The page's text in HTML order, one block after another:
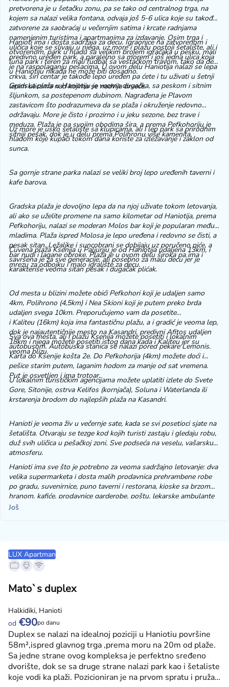
pretvorena je u šetačku zonu, pa se tako od centralnog trga, na
kojem sa nalazi velika fontana, odvaja još 5-6 ulica koje su takođe
zatvorene za saobraćaj u večernjim satima i krcate radnjama
namenjenim turistima i apartmanima za izdavanje. Osim trga i
uličica koje se slivaju u njega, uz more i plažu postoji šetalište, ali i
predivno uređen park, a paralelno sa morem i još jedna ulica koja
je na raspolaganju pešacima. U ovom delu Haniotija nalazi se lepa
crkva, širi centar je takođe lepo uređen pa ćete i tu uživati u šetnji
lepim ulicama nad kojima se nadvija drveće.
Hanioti ima i dosta sadržaja za decu. Igraonice na zatvorenom i
otvorenom, park u hladu sa velikim brojem igračaka u pesku, mali
luna park i teren za mali fudbal sa veštačkom travom, tako da deci
u Haniotiju nikada ne može biti dosadno.
Gradska plaža u Haniotiju je veoma dugačka, sa peskom i sitnim
šljunkom, sa postepenom dubinom. Nagrađena je Plavom
zastavicom što podrazumeva da se plaža i okruženje redovno
održavaju. More je čisto i prozirno i u jeku sezone, bez trave i
meduza. Plaža je na svojim obodima šira, a prema Pefkohoriju je
sitniji pesak, dok je u delu prema Polihronu više kamenita.
Uz more je usko šetalište sa klupicama, ali i lep park sa prirodnim
hladom koje kupači tokom dana koriste za izležavanje i zaklon od
sunca.
Sa gornje strane parka nalazi se veliki broj lepo uređenih taverni i
kafe barova.
Gradska plaža je dovoljno lepa da na njoj uživate tokom letovanja,
ali ako se uželite promene na samo kilometar od Haniotija, prema
Pefkohoriju, nalazi se moderan Molos bar koji je popularan među
mladima. Plaža ispred Molosa je lepo uređena i redovno se čisti, a
pesak sitan. Ležaljke i suncobrani se dobijaju uz poručeno piće, a
bar nudi i lagane obroke. Plaža je u ovom delu široka pa ima i
mrezu za odbojku i malo igralište za decu.
Čuvena plaža Ksenija u Paljuriju je od Haniotija udaljena 13km, i
savršena je za sve generacije, ali posebno za malu decu jer je
karakteriše veoma sitan pesak i dugačak plićak.
Od mesta u blizini možete obići Pefkohori koji je udaljen samo
4km, Polihrono (4,5km) i Nea Skioni koji je putem preko brda
udaljen svega 10km. Preporučujemo vam da posetite
i Kaliteu (16km) koja ima fantastičnu plažu, a i gradić je veoma lep,
dok je najautentičnije mesto na Kasandri, predivni Afitos udaljen
18km i njega možete posetiti istog dana kada i Kaliteu jer su
veoma blizu.
Sva ova mesta, ali i plažu Ksenija možete posetiti i lokalnim
autobusom. Autobuska stanica se nalazi pored pekare Lemonis.
Karta do Ksenije košta 2e. Do Pefkohorija (4km) možete doći i
pešice starim putem, laganim hodom za manje od sat vremena.
Put je osvetljen i ima trotoar.
U lokalnim turističkim agencijama možete uplatiti izlete do Svete
Gore, Sitonije, ostrva Kelifos (kornjača), Soluna i Waterlanda ili
krstarenja brodom do najlepših plaža na Kasandri.
Hanioti je veoma živ u večernje sate, kada se svi posetioci sjate na
šetališta. Otvaraju se tezge kod kojih turisti zastaju i gledaju robu,
duž svih uličica u pešačkoj zoni. Sve podseća na veselu, vašarsku
atmosferu.
Hanioti ima sve što je potrebno za veoma sadržajno letovanje: dva
velika supermarketa i dosta malih prodavnica prehrambene robe
po gradu, suvenirnice, puno taverni i restorana, kioske sa brzom
hranom, kafiće, prodavnice garderobe, poštu, lekarske ambulante
koje prihvataju osiguranje iz Srbije, apoteke, rent-a-car agencije,
Još
LUX Apartman
Mato`s duplex
Halkidiki, Hanioti
od €90po danu
Duplex se nalazi na idealnoj poziciji u Haniotiu površine
58m²,ispred glavnog trga ,prema moru na 20m od plaže.
Sa jedne strane ovog kompleksa je perfektno sređeno
dvorište, dok se sa druge strane nalazi park kao i šetaliste
koje vodi ka plaži. Pozicioniran je na prvom spratu i pruža